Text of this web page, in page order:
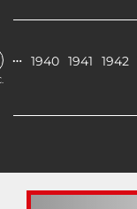
… 1940 1941 1942